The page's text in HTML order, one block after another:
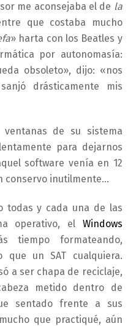
me aconsejaba el de la
que costaba mucho
» harta con los Beatles y
por autonomasía:
obsoleto», dijo: «nos
drásticamente mis
de su sistema
para dejarnos
software venía en 12
conservo inutilmente…
todas y cada una de las
operativo, el Windows
tiempo formateando,
que un SAT cualquiera.
a ser chapa de reciclaje,
metido dentro de
sentado frente a sus
que practiqué, aún